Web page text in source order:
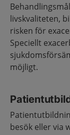
livskvaliteten,
risken för
Speciellt
möjligt.
besök eller via